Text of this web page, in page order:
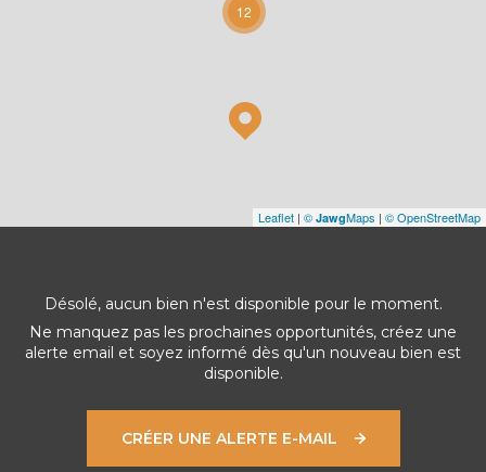
12
Leaflet | © JawgMaps | © OpenStreetMap
Désolé, aucun bien n'est disponible pour le moment.
Ne manquez pas les prochaines opportunités, créez une
alerte email et soyez informé dès qu'un nouveau bien est
disponible.
CRÉER UNE ALERTE E-MAIL